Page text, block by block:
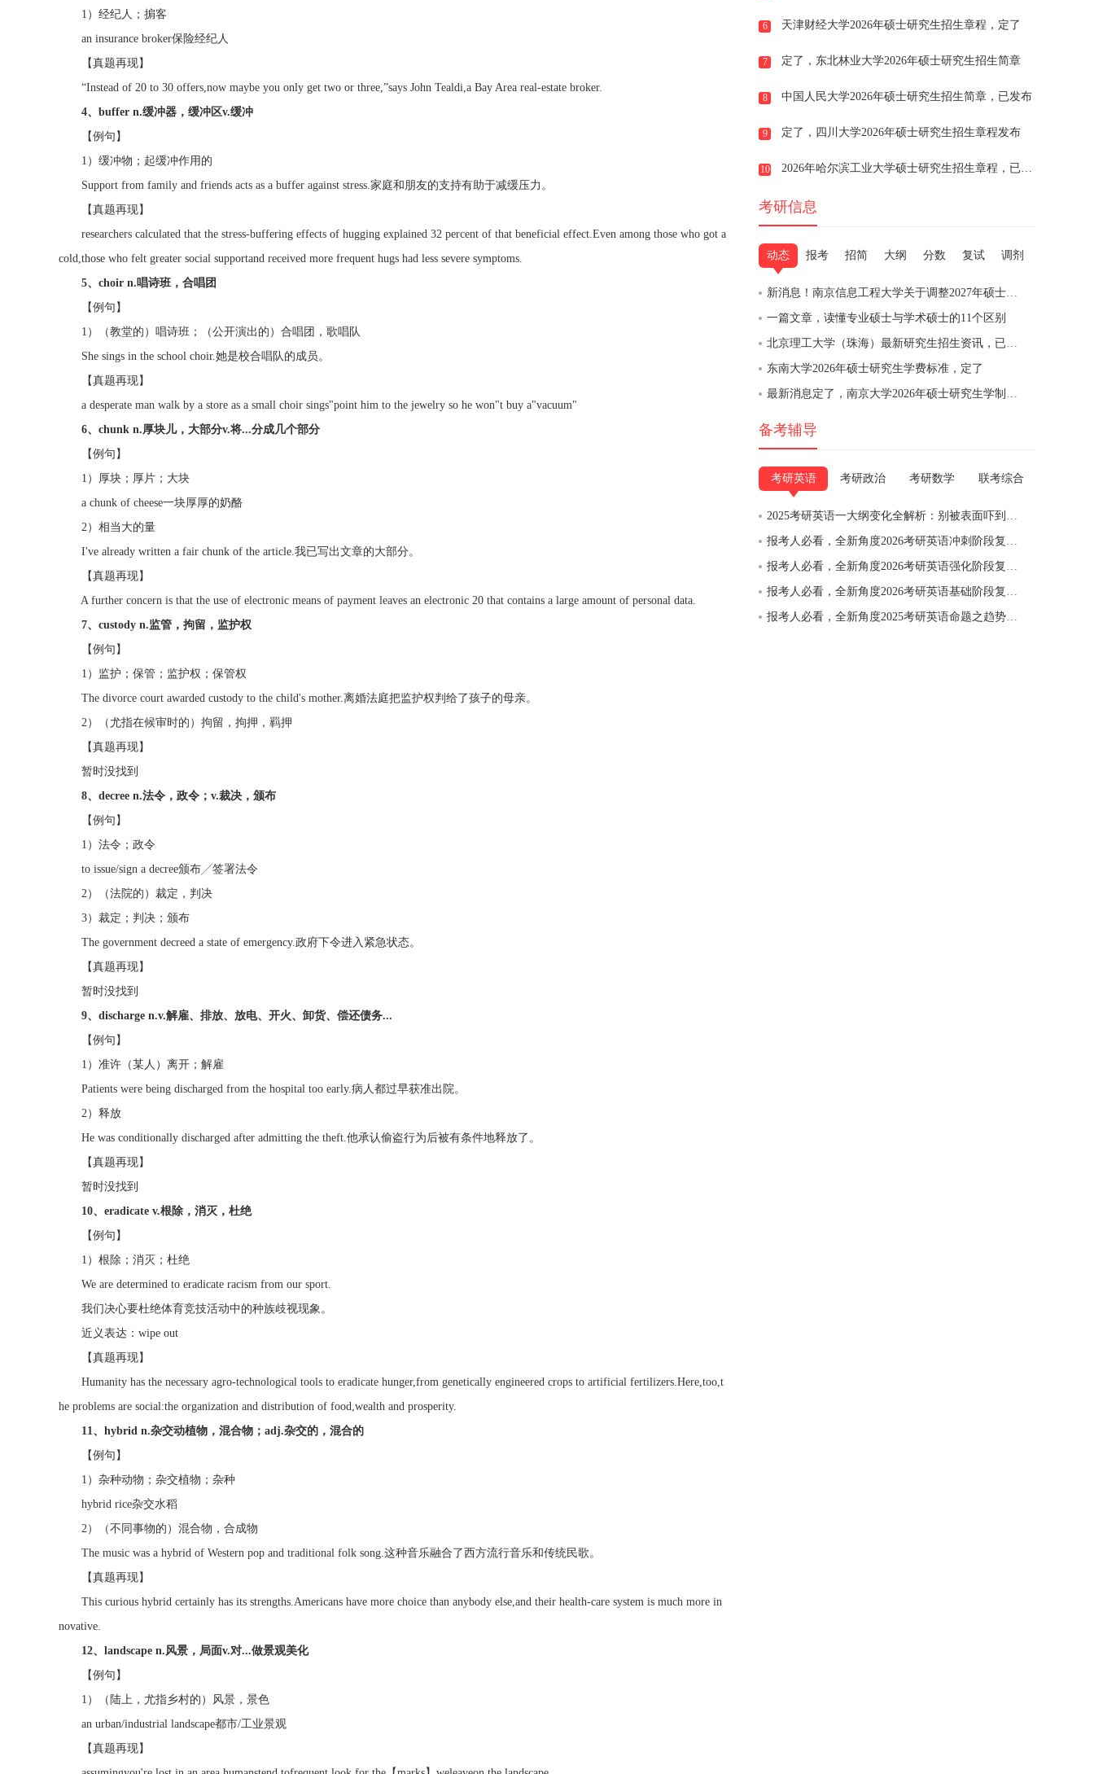
1）经纪人；掮客
an insurance broker保险经纪人
【真题再现】
“Instead of 20 to 30 offers,now maybe you only get two or three,”says John Tealdi,a Bay Area real-estate broker.
4、buffer n.缓冲器，缓冲区v.缓冲
【例句】
1）缓冲物；起缓冲作用的
Support from family and friends acts as a buffer against stress.家庭和朋友的支持有助于减缓压力。
【真题再现】
researchers calculated that the stress-buffering effects of hugging explained 32 percent of that beneficial effect.Even among those who got a
cold,those who felt greater social supportand received more frequent hugs had less severe symptoms.
5、choir n.唱诗班，合唱团
【例句】
1）（教堂的）唱诗班；（公开演出的）合唱团，歌唱队
She sings in the school choir.她是校合唱队的成员。
【真题再现】
a desperate man walk by a store as a small choir sings"point him to the jewelry so he won"t buy a"vacuum"
6、chunk n.厚块儿，大部分v.将...分成几个部分
【例句】
1）厚块；厚片；大块
a chunk of cheese一块厚厚的奶酪
2）相当大的量
I've already written a fair chunk of the article.我已写出文章的大部分。
【真题再现】
A further concern is that the use of electronic means of payment leaves an electronic 20 that contains a large amount of personal data.
7、custody n.监管，拘留，监护权
【例句】
1）监护；保管；监护权；保管权
The divorce court awarded custody to the child's mother.离婚法庭把监护权判给了孩子的母亲。
2）（尤指在候审时的）拘留，拘押，羁押
【真题再现】
暂时没找到
8、decree n.法令，政令；v.裁决，颁布
【例句】
1）法令；政令
to issue/sign a decree颁布╱签署法令
2）（法院的）裁定，判决
3）裁定；判决；颁布
The government decreed a state of emergency.政府下令进入紧急状态。
【真题再现】
暂时没找到
9、discharge n.v.解雇、排放、放电、开火、卸货、偿还债务...
【例句】
1）准许（某人）离开；解雇
Patients were being discharged from the hospital too early.病人都过早获准出院。
2）释放
He was conditionally discharged after admitting the theft.他承认偷盗行为后被有条件地释放了。
【真题再现】
暂时没找到
10、eradicate v.根除，消灭，杜绝
【例句】
1）根除；消灭；杜绝
We are determined to eradicate racism from our sport.
我们决心要杜绝体育竞技活动中的种族歧视现象。
近义表达：wipe out
【真题再现】
Humanity has the necessary agro-technological tools to eradicate hunger,from genetically engineered crops to artificial fertilizers.Here,too,t
he problems are social:the organization and distribution of food,wealth and prosperity.
11、hybrid n.杂交动植物，混合物；adj.杂交的，混合的
【例句】
1）杂种动物；杂交植物；杂种
hybrid rice杂交水稻
2）（不同事物的）混合物，合成物
The music was a hybrid of Western pop and traditional folk song.这种音乐融合了西方流行音乐和传统民歌。
【真题再现】
This curious hybrid certainly has its strengths.Americans have more choice than anybody else,and their health-care system is much more in
novative.
12、landscape n.风景，局面v.对...做景观美化
【例句】
1）（陆上，尤指乡村的）风景，景色
an urban/industrial landscape都市/工业景观
【真题再现】
6 天津财经大学2026年硕士研究生招生章程，定了
7 定了，东北林业大学2026年硕士研究生招生简章
8 中国人民大学2026年硕士研究生招生简章，已发布
9 定了，四川大学2026年硕士研究生招生章程发布
10 2026年哈尔滨工业大学硕士研究生招生章程，已发布
考研信息
动态 报考 招简 大纲 分数 复试 调剂
新消息！南京信息工程大学关于调整2027年硕士研究生招生考试部分专业初试科目的通知
一篇文章，读懂专业硕士与学术硕士的11个区别
北京理工大学（珠海）最新研究生招生资讯，已发布
东南大学2026年硕士研究生学费标准，定了
最新消息定了，南京大学2026年硕士研究生学制与培养费用通知
备考辅导
考研英语 考研政治 考研数学 联考综合
2025考研英语一大纲变化全解析：别被表面吓到，实质没变，稳扎稳打才是王道
报考人必看，全新角度2026考研英语冲刺阶段复习备考建议与备考规划（初试当年9月至考前）
报考人必看，全新角度2026考研英语强化阶段复习备考建议与备考规划（初试当年6月-9月）
报考人必看，全新角度2026考研英语基础阶段复习备考建议与备考规划（初试当年6月前）
报考人必看，全新角度2025考研英语命题之趋势二：大作文呈现“反模板”趋势